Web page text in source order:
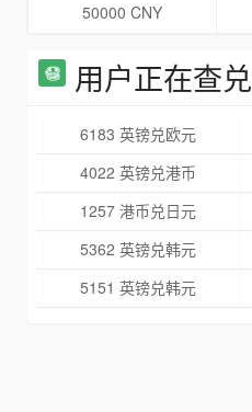
50000 CNY
用户正在查兑
6183 英镑兑欧元
4022 英镑兑港币
1257 港币兑日元
5362 英镑兑韩元
5151 英镑兑韩元